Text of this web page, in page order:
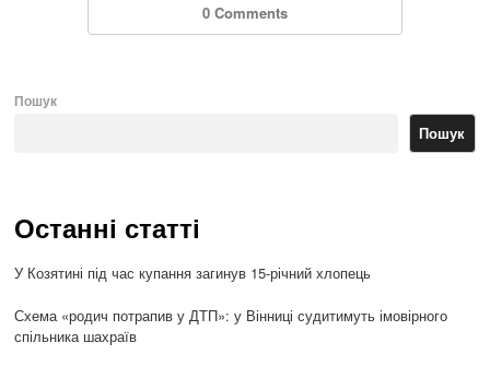
0 Comments
Пошук
Пошук
Останні статті
У Козятині під час купання загинув 15-річний хлопець
Схема «родич потрапив у ДТП»: у Вінниці судитимуть імовірного
спільника шахраїв